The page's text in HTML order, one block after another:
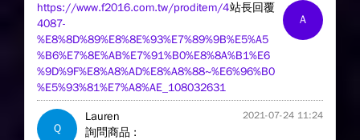
A
站長回覆
https://www.f2016.com.tw/proditem/4
4087-
%E8%8D%89%E8%8E%93%E7%89%9B%E5%A5
%B6%E7%8E%AB%E7%91%B0%E8%8A%B1%E6
%9D%9F%E8%A8%AD%E8%A8%88~%E6%96%B0
%E5%93%81%E7%A8%AE_108032631
Q
Lauren 2021-07-24 11:24
詢問商品 :